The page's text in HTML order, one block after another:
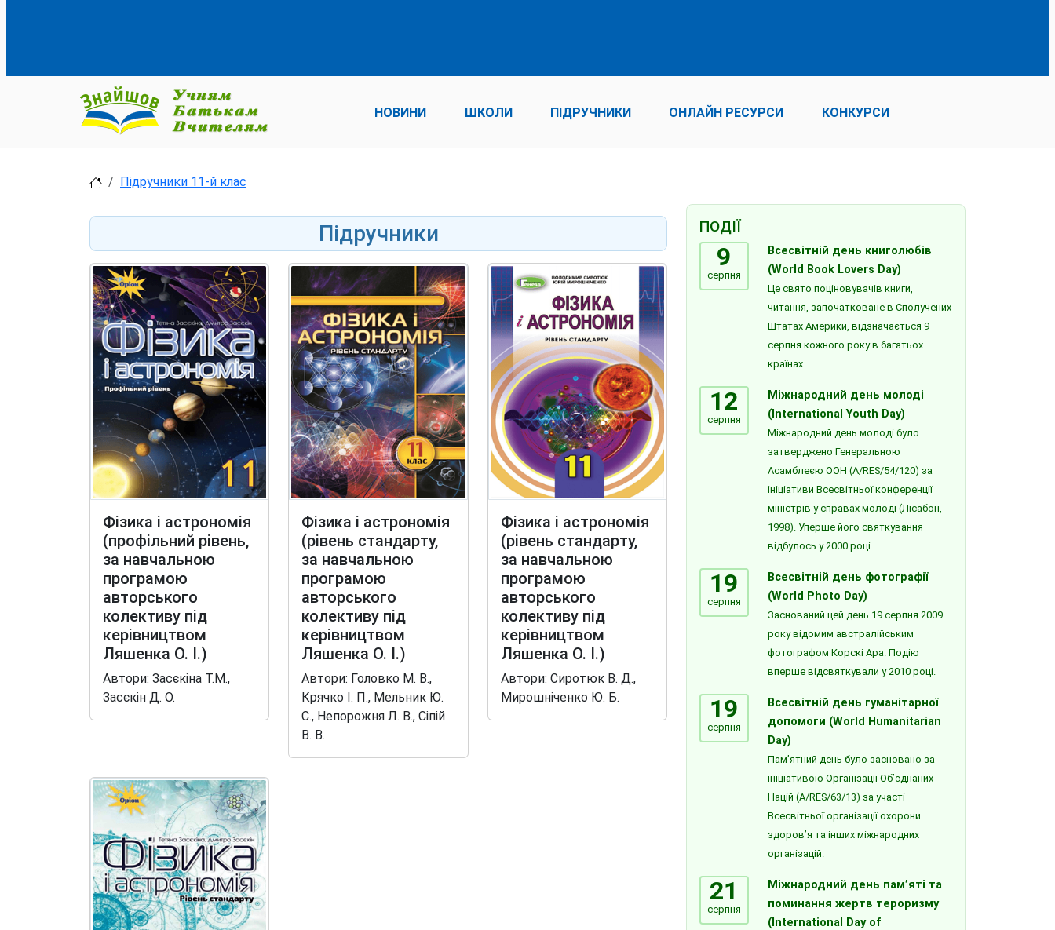
НОВИНИ ШКОЛИ ПІДРУЧНИКИ ОНЛАЙН РЕСУРСИ КОНКУРСИ
Підручники 11-й клас
Підручники
Фізика і астрономія
(профільний рівень,
за навчальною
програмою
авторського
колективу під
керівництвом
Ляшенка О. І.)
Автори: Засєкіна Т.М.,
Засєкін Д. О.
Фізика і астрономія
(рівень стандарту,
за навчальною
програмою
авторського
колективу під
керівництвом
Ляшенка О. І.)
Автори: Головко М. В.,
Крячко І. П., Мельник Ю.
С., Непорожня Л. В., Сіпій
В. В.
Фізика і астрономія
(рівень стандарту,
за навчальною
програмою
авторського
колективу під
керівництвом
Ляшенка О. І.)
Автори: Сиротюк В. Д.,
Мирошніченко Ю. Б.
ПОДІЇ
9
серпня
Всесвітній день книголюбів
(World Book Lovers Day)
Це свято поціновувачів книги,
читання, започатковане в Сполучених
Штатах Америки, відзначається 9
серпня кожного року в багатьох
країнах.
12
серпня
Міжнародний день молоді
(International Youth Day)
Міжнародний день молоді було
затверджено Генеральною
Асамблеєю ООН (A/RES/54/120) за
ініціативи Всесвітньої конференції
міністрів у справах молоді (Лісабон,
1998). Уперше його святкування
відбулось у 2000 році.
19
серпня
Всесвітній день фотографії
(World Photo Day)
Заснований цей день 19 серпня 2009
року відомим австралійським
фотографом Корскі Ара. Подію
вперше відсвяткували у 2010 році.
19
серпня
Всесвітній день гуманітарної
допомоги (World Humanitarian
Day)
Пам’ятний день було засновано за
ініціативою Організації Об’єднаних
Націй (A/RES/63/13) за участі
Всесвітньої організації охорони
здоров’я та інших міжнародних
організацій.
21
серпня
Міжнародний день пам’яті та
поминання жертв тероризму
(International Day of